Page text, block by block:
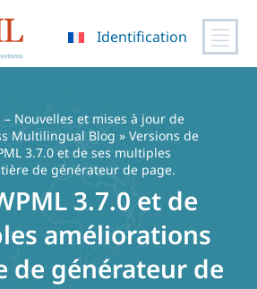
Identification
– Nouvelles et mises à jour de
Multilingual Blog » Versions de
3.7.0 et de ses multiples
de générateur de page.
3.7.0 et de
améliorations
de générateur de